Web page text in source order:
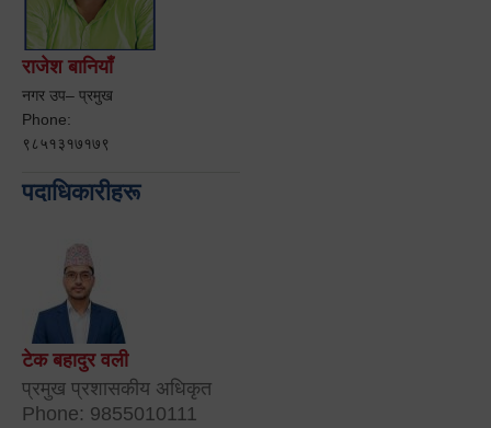
राजेश बानियाँ
नगर उप– प्रमुख
Phone:
९८५१३१७१७९
पदाधिकारीहरू
टेक बहादुर वली
प्रमुख प्रशासकीय अधिकृत
Phone: 9855010111